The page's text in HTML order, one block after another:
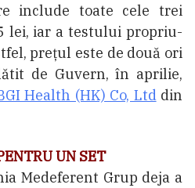
include toate cele trei
lei, iar a testului propriu-
prețul este de două ori
de Guvern, în aprilie,
Health (HK) Co, Ltddin
UN SET
Medeferent Grup deja a